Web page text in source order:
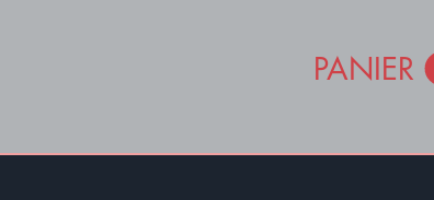
PANIER